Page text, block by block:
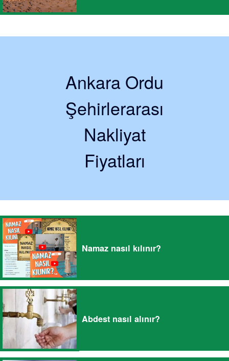
Ankara Ordu
Şehirlerarası
Nakliyat
Fiyatları
Namaz nasıl kılınır?
Abdest nasıl alınır?